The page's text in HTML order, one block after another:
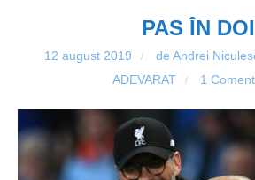
PAS ÎN DOI
12 august 2019 / de Andrei
ADEVARAT
/ 1